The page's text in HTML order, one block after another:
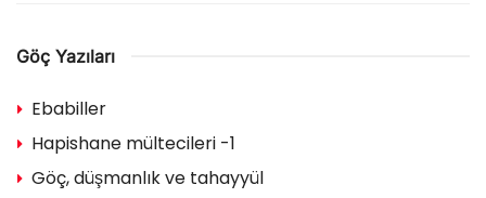
Göç Yazıları
Ebabiller
Hapishane mültecileri -1
Göç, düşmanlık ve tahayyül